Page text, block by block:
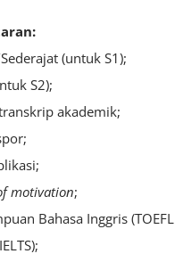
(untuk S1);
S2);
akademik;
motivation;
Bahasa Inggris (TOEFL